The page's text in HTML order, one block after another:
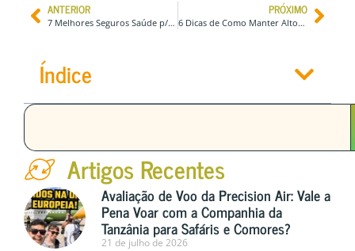
ANTERIOR
7 Melhores Seguros Saúde p/ Estudantes Internacionais na Espanha
PRÓXIMO
6 Dicas de Como Manter Altos Níveis de Energia Durante uma Viagem
Índice
Artigos Recentes
Avaliação de Voo da Precision Air: Vale a
Pena Voar com a Companhia da
Tanzânia para Safáris e Comores?
21 de julho de 2026